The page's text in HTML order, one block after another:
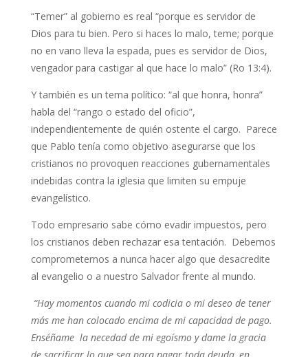
“Temer” al gobierno es real “porque es servidor de
Dios para tu bien. Pero si haces lo malo, teme; porque
no en vano lleva la espada, pues es servidor de Dios,
vengador para castigar al que hace lo malo” (Ro 13:4).
Y también es un tema político: “al que honra, honra”
habla del “rango o estado del oficio”,
independientemente de quién ostente el cargo. Parece
que Pablo tenía como objetivo asegurarse que los
cristianos no provoquen reacciones gubernamentales
indebidas contra la iglesia que limiten su empuje
evangelístico.
Todo empresario sabe cómo evadir impuestos, pero
los cristianos deben rechazar esa tentación. Debemos
comprometernos a nunca hacer algo que desacredite
al evangelio o a nuestro Salvador frente al mundo.
“Hay momentos cuando mi codicia o mi deseo de tener
más me han colocado encima de mi capacidad de pago.
Enséñame la necedad de mi egoísmo y dame la gracia
de sacrificar lo que sea para pagar toda deuda, en